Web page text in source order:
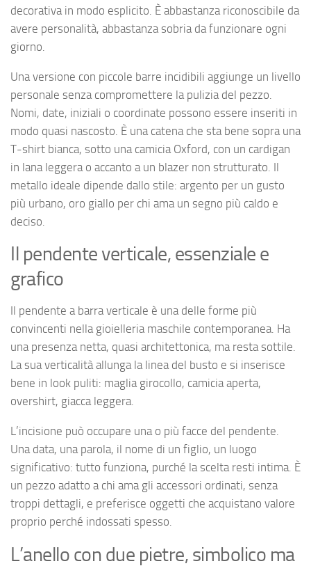
decorativa in modo esplicito. È abbastanza riconoscibile da
avere personalità, abbastanza sobria da funzionare ogni
giorno.
Una versione con piccole barre incidibili aggiunge un livello
personale senza compromettere la pulizia del pezzo.
Nomi, date, iniziali o coordinate possono essere inseriti in
modo quasi nascosto. È una catena che sta bene sopra una
T-shirt bianca, sotto una camicia Oxford, con un cardigan
in lana leggera o accanto a un blazer non strutturato. Il
metallo ideale dipende dallo stile: argento per un gusto
più urbano, oro giallo per chi ama un segno più caldo e
deciso.
Il pendente verticale, essenziale e
grafico
Il pendente a barra verticale è una delle forme più
convincenti nella gioielleria maschile contemporanea. Ha
una presenza netta, quasi architettonica, ma resta sottile.
La sua verticalità allunga la linea del busto e si inserisce
bene in look puliti: maglia girocollo, camicia aperta,
overshirt, giacca leggera.
L’incisione può occupare una o più facce del pendente.
Una data, una parola, il nome di un figlio, un luogo
significativo: tutto funziona, purché la scelta resti intima. È
un pezzo adatto a chi ama gli accessori ordinati, senza
troppi dettagli, e preferisce oggetti che acquistano valore
proprio perché indossati spesso.
L’anello con due pietre, simbolico ma